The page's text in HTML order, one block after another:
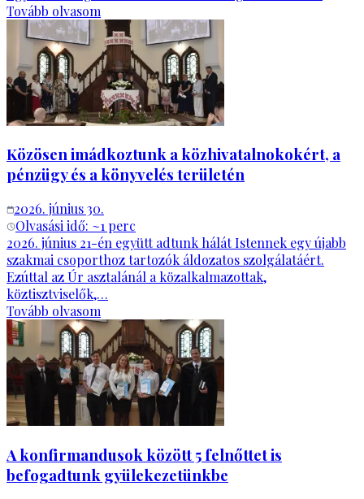
Tovább olvasom
Közösen imádkoztunk a közhivatalnokokért, a
pénzügy és a könyvelés területén
2026. június 30.
Olvasási idő: ~1 perc
2026. június 21-én együtt adtunk hálát Istennek egy újabb
szakmai csoporthoz tartozók áldozatos szolgálatáért.
Ezúttal az Úr asztalánál a közalkalmazottak,
köztisztviselők,…
Tovább olvasom
A konfirmandusok között 5 felnőttet is
befogadtunk gyülekezetünkbe